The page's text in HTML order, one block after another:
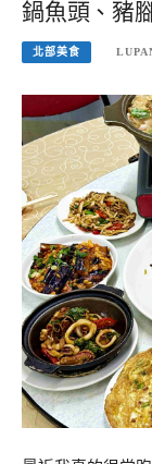
鍋魚頭、豬
北部美食